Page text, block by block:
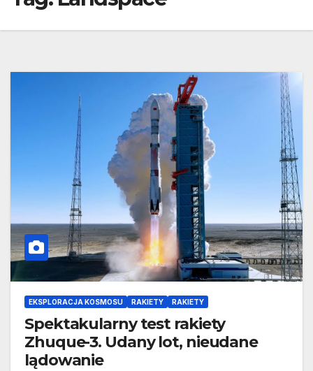
EKSPLORACJA KOSMOSU RAKIETY RAKIETY
Spektakularny test rakiety
Zhuque-3. Udany lot, nieudane
lądowanie